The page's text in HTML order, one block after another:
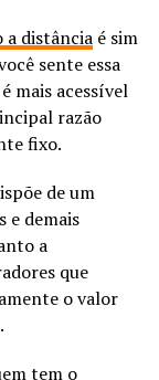
a distânciaé sim
sente essa
mais acessível
razão
fixo.
de um
e demais
a
que
o valor
tem o